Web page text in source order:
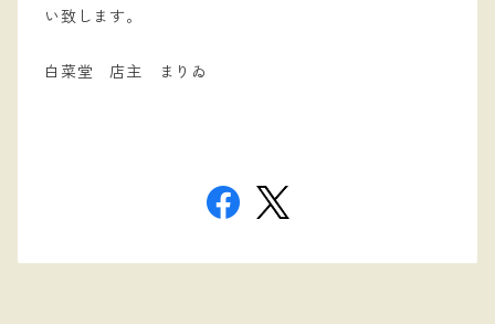
い致します。
白菜堂 店主 まりゐ